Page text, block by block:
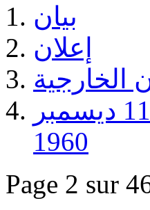
بيان
إعلان
الخارجية
الذكرى الخامسة والستون (65) لمظاهرات 11 ديسمبر
1960
Page 2 sur